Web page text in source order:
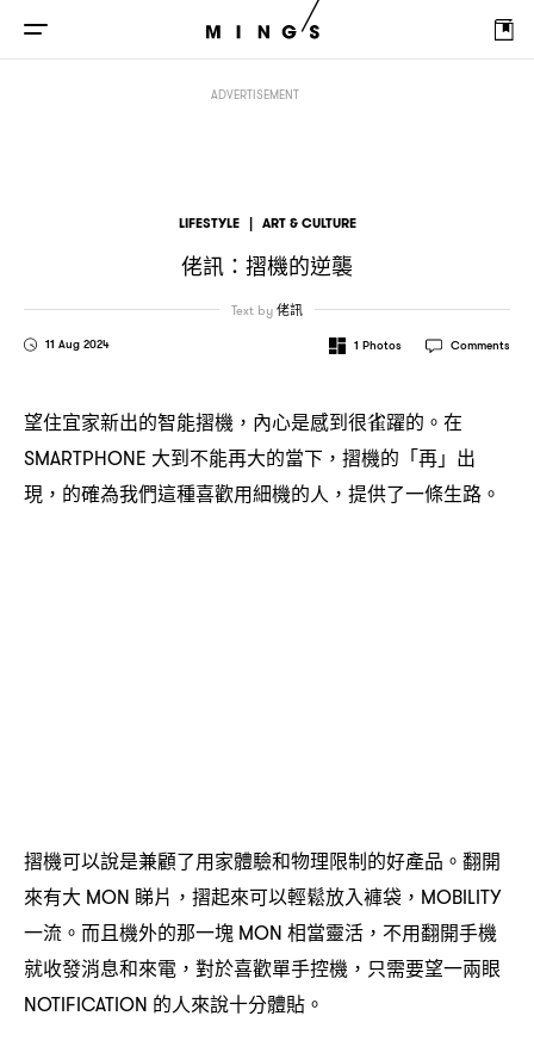
ADVERTISEMENT
LIFESTYLE | ART & CULTURE
佬訊 ： 摺機的逆襲
11 Aug 2024
Text by佬訊
1 Photos Comments
望住宜家新出的智能摺機 ， 內心是感到很雀躍的。在
SMARTPHONE 大到不能再大的當下 ， 摺機的「再」出
現 ， 的確為我們這種喜歡用細機的人 ， 提供了一條生路。
摺機可以說是兼顧了用家體驗和物理限制的好產品。翻開
來有大 MON 睇片 ， 摺起來可以輕鬆放入褲袋 ，MOBILITY
一流。而且機外的那一塊 MON 相當靈活 ， 不用翻開手機
就收發消息和來電 ， 對於喜歡單手控機 ， 只需要望一兩眼
NOTIFICATION 的人來說十分體貼。